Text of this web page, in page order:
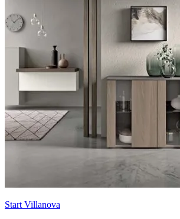
Start Villanova